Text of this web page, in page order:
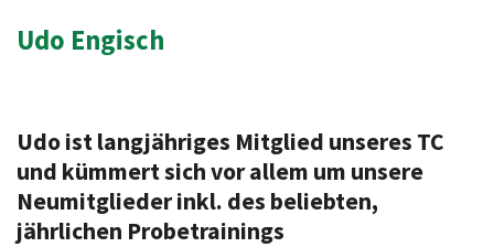
Udo Engisch
Udo ist langjähriges Mitglied unseres TC
und kümmert sich vor allem um unsere
Neumitglieder inkl. des beliebten,
jährlichen Probetrainings